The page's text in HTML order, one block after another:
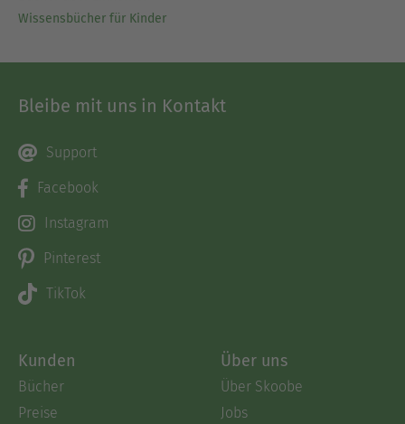
Wissensbücher für Kinder
Bleibe mit uns in Kontakt
Support
Facebook
Instagram
Pinterest
TikTok
Kunden
Bücher
Preise
Über uns
Über Skoobe
Jobs